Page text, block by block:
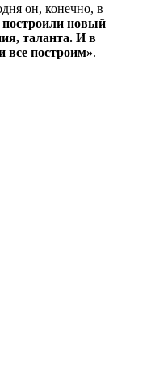
он, конечно, в
новый
таланта. И в
построим».